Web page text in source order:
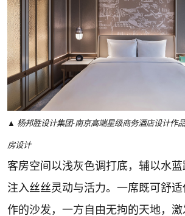
▲ 杨邦胜设计集团-南京高端星级商务酒店设计作
房设计
客房空间以浅灰色调打底，辅以水
注入丝丝灵动与活力。一席既可舒
作的沙发，一方自由无拘的天地，